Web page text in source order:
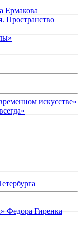
Ермакова
Пространство
искусстве»
Федора Гиренка